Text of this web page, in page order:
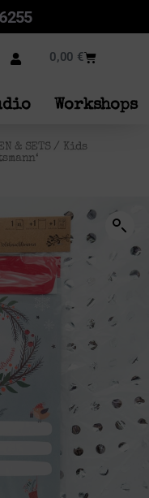
0,00 €
Workshops
& SETS/ Kids